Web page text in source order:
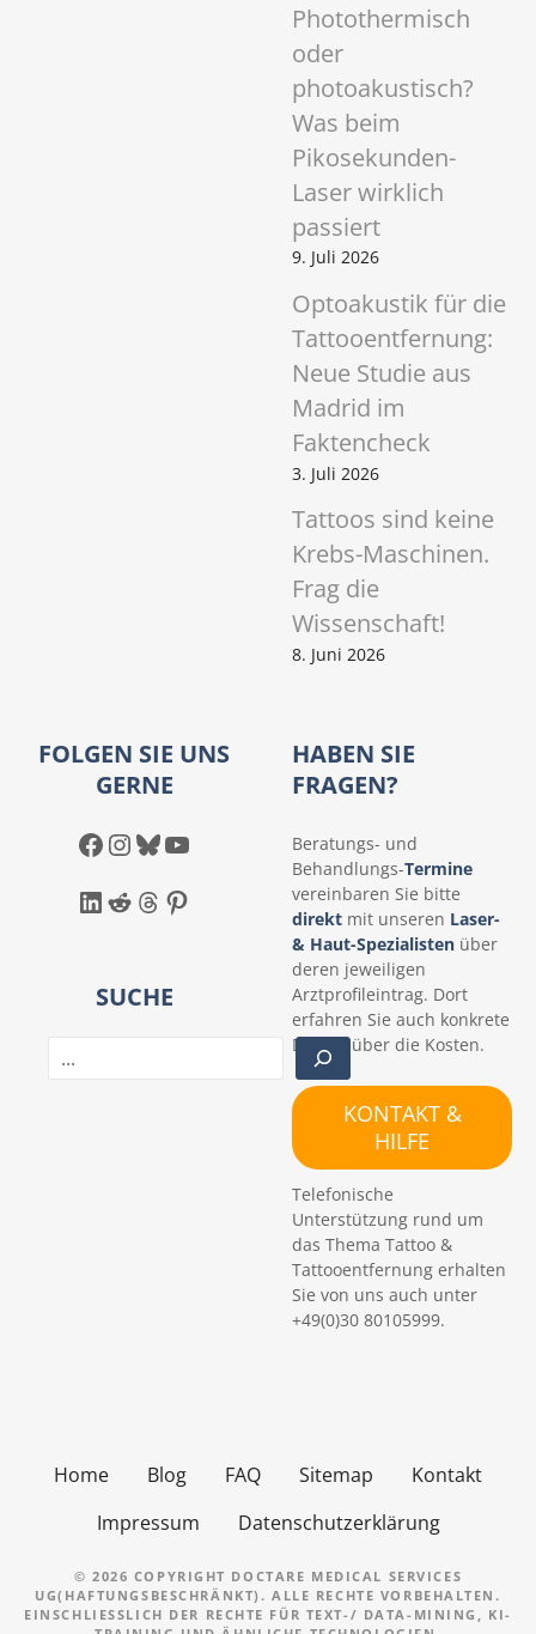
Photothermisch
oder
photoakustisch?
Was beim
Pikosekunden-
Laser wirklich
passiert
9. Juli 2026
Optoakustik für die
Tattooentfernung:
Neue Studie aus
Madrid im
Faktencheck
3. Juli 2026
Tattoos sind keine
Krebs-Maschinen.
Frag die
Wissenschaft!
8. Juni 2026
FOLGEN SIE UNS
GERNE
Facebook InstagramBluesky YouTube
LinkedIn Reddit Threads Pinterest
SUCHE
HABEN SIE
FRAGEN?
Beratungs- und
Behandlungs-Termine
vereinbaren Sie bitte
direkt mit unseren Laser-
& Haut-Spezialisten über
deren jeweiligen
Arztprofileintrag. Dort
erfahren Sie auch konkrete
Details über die Kosten.
KONTAKT &
HILFE
Telefonische
Unterstützung rund um
das Thema Tattoo &
Tattooentfernung erhalten
Sie von uns auch unter
+49(0)30 80105999.
Home Blog FAQ Sitemap
Kontakt
Impressum
Datenschutzerklärung
© 2026 COPYRIGHT DOCTARE MEDICAL SERVICES
UG(HAFTUNGSBESCHRÄNKT). ALLE RECHTE VORBEHALTEN.
EINSCHLIESSLICH DER RECHTE FÜR TEXT-/ DATA-MINING, KI-T